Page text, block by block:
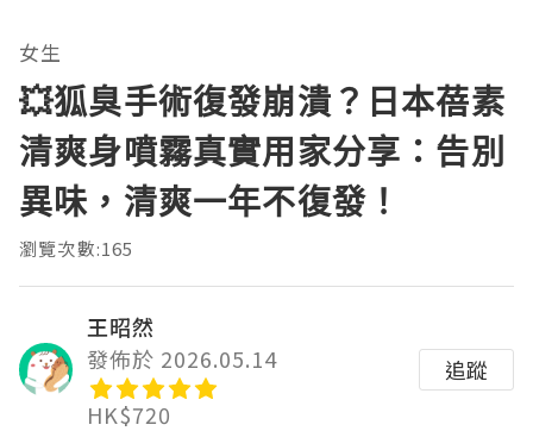
女生
💥狐臭手術復發崩潰？日本蓓素
清爽身噴霧真實用家分享：告別
異味，清爽一年不復發！
瀏覽次數:165
王昭然
發佈於 2026.05.14
HK$720
追蹤